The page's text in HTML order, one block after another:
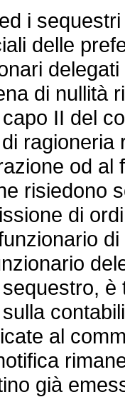
i sequestri
delle
di nullità
II del
od
risiedono
di
al
già